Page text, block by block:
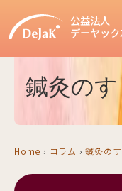
公益法人
デーヤッ
鍼灸の
Home › コラム › 鍼灸の